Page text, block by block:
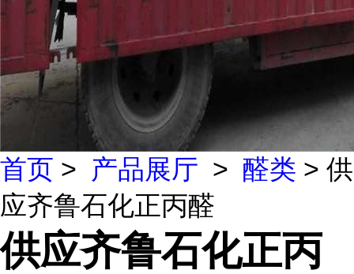
首页 > 产品展厅 > 醛类 > 供
应齐鲁石化正丙醛
供应齐鲁石化正丙